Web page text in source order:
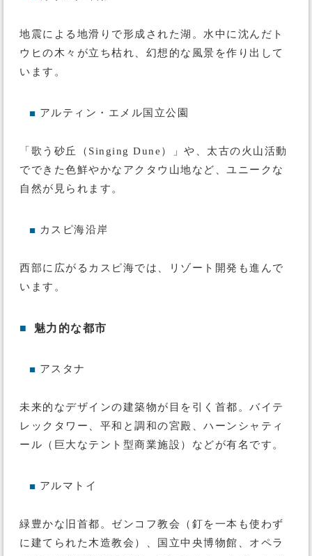
地震による地滑りで形成された湖。水中に沈んだト
ウヒの木々が立ち枯れ、幻想的な風景を作り出して
います。
■ アルティン・エメル国立公園
「歌う砂丘（Singing Dune）」や、太古の火山活動
でできた色鮮やかなアクタウ山地など、ユニークな
自然が見られます。
■ カスピ海沿岸
西部に広がるカスピ海では、リゾート開発も進んで
います。
■ 魅力的な都市
■ アスタナ
未来的なデザインの建築物が目を引く首都。バイテ
レックタワー、平和と調和の宮殿、ハーンシャティ
ール（巨大なテント型商業施設）などが有名です。
■ アルマトイ
緑豊かな旧首都。ゼンコフ教会（釘を一本も使わず
に建てられた木造教会）、国立中央博物館、オペラ